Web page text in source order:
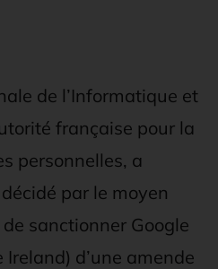
de l’Informatique et
française pour la
personnelles, a
par le moyen
sanctionner Google
Ireland) d’une amende